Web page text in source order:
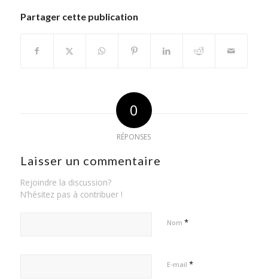
Partager cette publication
0
RÉPONSES
Laisser un commentaire
Rejoindre la discussion?
N’hésitez pas à contribuer !
Nom *
E-mail *